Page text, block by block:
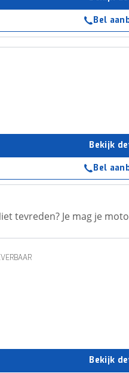
Bel
Bekijk
Bel
tevreden? Je mag je
Bekijk